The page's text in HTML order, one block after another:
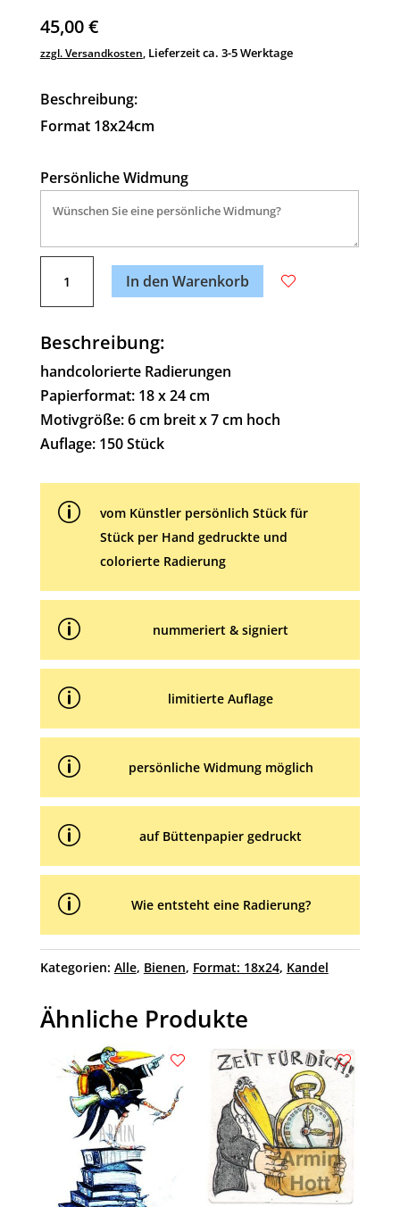
45,00€
zzgl. Versandkosten, Lieferzeit ca. 3-5 Werktage
Beschreibung:
Format 18x24cm
Persönliche Widmung
Menge
In den Warenkorb
A
r
n
a
t
i
e
Beschreibung:
handcolorierte Radierungen
Papierformat: 18 x 24 cm
Motivgröße: 6 cm breit x 7 cm hoch
Auflage: 150 Stück
p
vom Künstler persönlich Stück für
Stück per Hand gedruckte und
colorierte Radierung
p nummeriert & signiert
p limitierte Auflage
p persönliche Widmung möglich
p auf Büttenpapier gedruckt
p Wie entsteht eine Radierung?
Kategorien: Alle, Bienen, Format: 18x24, Kandel
Ähnliche Produkte